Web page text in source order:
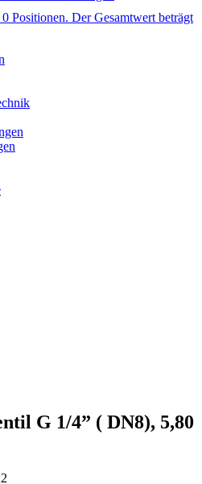
Positionen. Der Gesamtwert beträgt
G 1/4” ( DN8), 5,80